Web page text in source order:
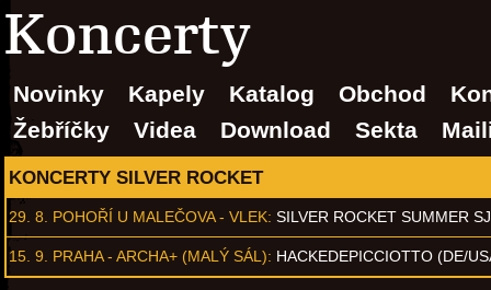
Koncerty
Novinky Kapely Katalog Obchod
Žebříčky
Videa Download Sekta
KONCERTY SILVER ROCKET
29. 8. POHOŘÍ U MALEČOVA - VLEK: SILVER ROCKET SUMMER
15. 9. PRAHA - ARCHA+ (MALÝ SÁL): HACKEDEPICCIOTTO (DE/